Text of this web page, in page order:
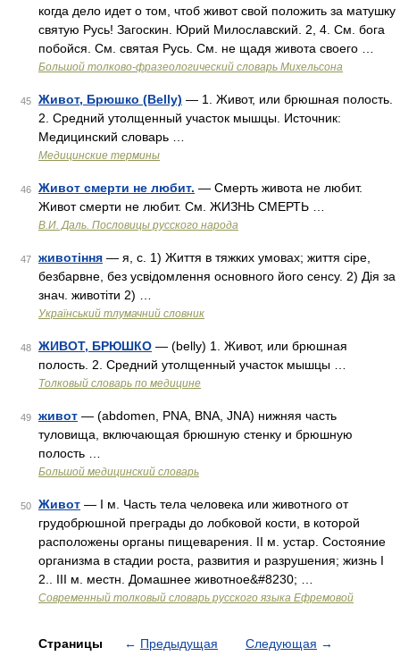
когда дело идет о том, чтоб живот свой положить за матушку
святую Русь! Загоскин. Юрий Милославский. 2, 4. См. бога
побойся. См. святая Русь. См. не щадя живота своего …
Большой толково-фразеологический словарь Михельсона
45 Живот, Брюшко (Belly) — 1. Живот, или брюшная полость.
2. Средний утолщенный участок мышцы. Источник:
Медицинский словарь …
Медицинские термины
46 Живот смерти не любит. — Смерть живота не любит.
Живот смерти не любит. См. ЖИЗНЬ СМЕРТЬ …
В.И. Даль. Пословицы русского народа
47 животіння — я, с. 1) Життя в тяжких умовах; життя сіре,
безбарвне, без усвідомлення основного його сенсу. 2) Дія за
знач. животіти 2) …
Український тлумачний словник
48 ЖИВОТ, БРЮШКО — (belly) 1. Живот, или брюшная
полость. 2. Средний утолщенный участок мышцы …
Толковый словарь по медицине
49 живот — (abdomen, PNA, BNA, JNA) нижняя часть
туловища, включающая брюшную стенку и брюшную
полость …
Большой медицинский словарь
50 Живот — I м. Часть тела человека или животного от
грудобрюшной преграды до лобковой кости, в которой
расположены органы пищеварения. II м. устар. Состояние
организма в стадии роста, развития и разрушения; жизнь I
2.. III м. местн. Домашнее животное&#8230; …
Современный толковый словарь русского языка Ефремовой
Страницы ← Предыдущая Следующая →